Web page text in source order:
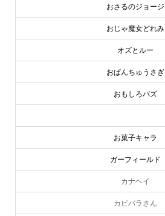
おさるのジョージ
おじゃ魔女どれみ
オズとルー
おぱんちゅうさぎ
おもしろバズ
お菓子キャラ
ガーフィールド
カナヘイ
カピバラさん